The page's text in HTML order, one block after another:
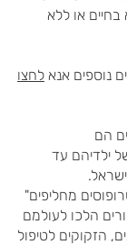
או ללא
נוספים אנא לחצו
הם
ילדיהם עד
מחליפים"
הלכו לעולמם
הזקוקים לטיפול